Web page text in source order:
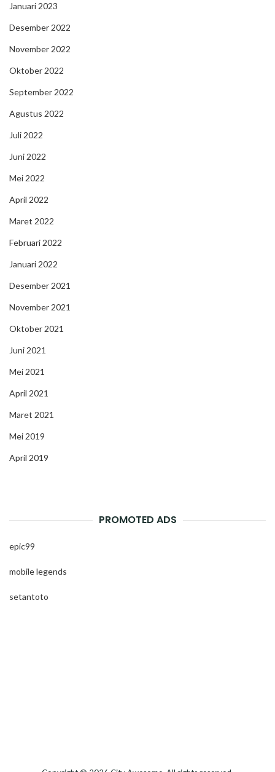
Januari 2023
Desember 2022
November 2022
Oktober 2022
September 2022
Agustus 2022
Juli 2022
Juni 2022
Mei 2022
April 2022
Maret 2022
Februari 2022
Januari 2022
Desember 2021
November 2021
Oktober 2021
Juni 2021
Mei 2021
April 2021
Maret 2021
Mei 2019
April 2019
PROMOTED ADS
epic99
mobile legends
setantoto